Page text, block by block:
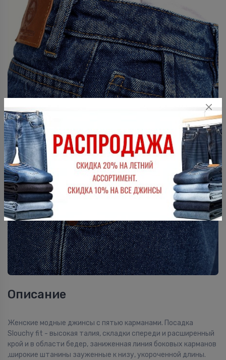
Описание
Женские модные джинсы с пятью карманами. Посадка
Slouchy fit - высокая талия, складки спереди и расширенный
крой и в области бедер, заниженная линия боковых карманов
,широкие штанины зауженные к низу, укороченной длины.